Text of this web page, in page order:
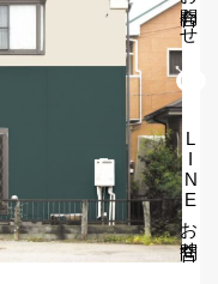
LINEお問合せ